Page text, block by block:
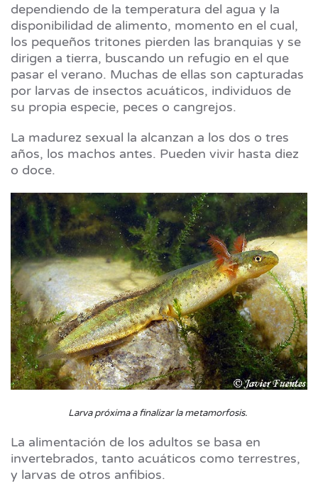
dependiendo de la temperatura del agua y la
disponibilidad de alimento, momento en el cual,
los pequeños tritones pierden las branquias y se
dirigen a tierra, buscando un refugio en el que
pasar el verano. Muchas de ellas son capturadas
por larvas de insectos acuáticos, individuos de
su propia especie, peces o cangrejos.
La madurez sexual la alcanzan a los dos o tres
años, los machos antes. Pueden vivir hasta diez
o doce.
Larva próxima a finalizar la metamorfosis.
La alimentación de los adultos se basa en
invertebrados, tanto acuáticos como terrestres,
y larvas de otros anfibios.